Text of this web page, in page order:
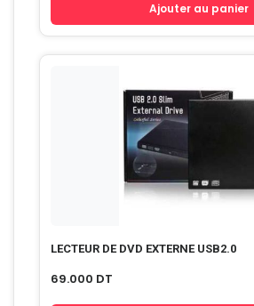
Ajouter au panier
LECTEUR DE DVD EXTERNE USB2.0
69.000 DT